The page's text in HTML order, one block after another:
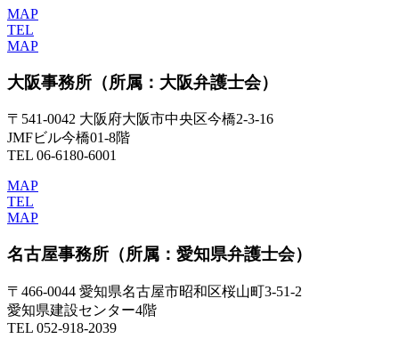
MAP
TEL
MAP
大阪事務所 （所属：大阪弁護士会）
〒541-0042 大阪府大阪市中央区今橋2-3-16
JMFビル今橋01-8階
TEL 06-6180-6001
MAP
TEL
MAP
名古屋事務所 （所属：愛知県弁護士会）
〒466-0044 愛知県名古屋市昭和区桜山町3-51-2
愛知県建設センター4階
TEL 052-918-2039